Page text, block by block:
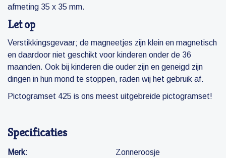
afmeting 35 x 35 mm.
Let op
Verstikkingsgevaar; de magneetjes zijn klein en magnetisch
en daardoor niet geschikt voor kinderen onder de 36
maanden. Ook bij kinderen die ouder zijn en geneigd zijn
dingen in hun mond te stoppen, raden wij het gebruik af.
Pictogramset 425 is ons meest uitgebreide pictogramset!
Specificaties
Merk: Zonneroosje